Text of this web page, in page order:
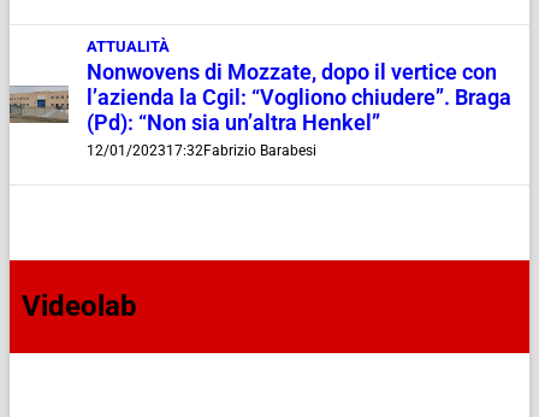
ATTUALITÀ
Nonwovens di Mozzate, dopo il vertice con
l’azienda la Cgil: “Vogliono chiudere”. Braga
(Pd): “Non sia un’altra Henkel”
12/01/202317:32Fabrizio Barabesi
Videolab